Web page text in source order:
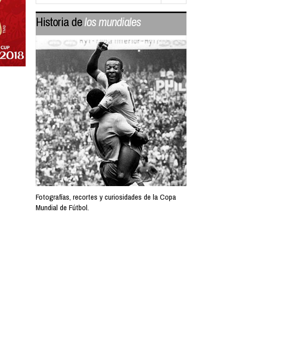
Historia delos mundiales
Fotografías, recortes y curiosidades de la Copa
Mundial de Fútbol.